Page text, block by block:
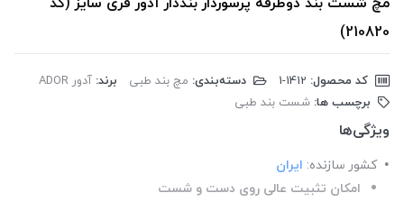
210820)
کد محصول: دسته‌بندی: مچ بند طبی برند: آدور ADOR
برچسب ها: شست بند طبی
ویژگی‌ها
کشور سازنده: ایران
امکان تثبیت عالی روی دست و شست